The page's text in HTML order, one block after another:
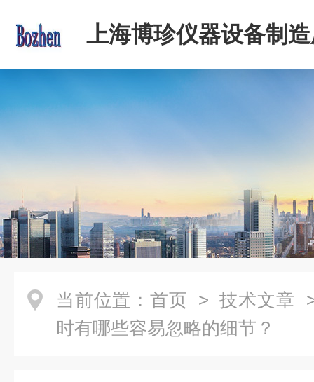
上海博珍仪器设备制
当前位置： 首页 > 技术文章
时有哪些容易忽略的细节？